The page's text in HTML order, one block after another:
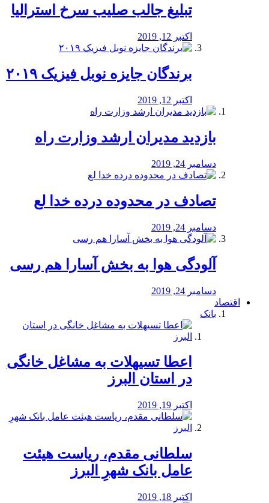
تبلیغ جالب صلیب سرخ استرالیا
اکتبر 12, 2019
برندگان جایزه نوبل فیزیک ۲۰۱۹
اکتبر 12, 2019
بازدید مدیران ارشد وزارت راه
دسامبر 24, 2019
تصادف در محدوده درده خدا لع
دسامبر 24, 2019
آلودگی هوا به بخش آسارا هم رسی
دسامبر 24, 2019
اقتصاد
بانک
️اعطا تسیهلات به مشاغل خانگی
در استان البرز
اکتبر 19, 2019
سلطانی مقدم، ریاست هیئت
عامل بانک شهرِ البرز
اکتبر 18, 2019